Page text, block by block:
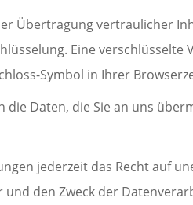
Übertragung vertraulicher
Eine
Symbol in Ihrer
die Daten, die Sie an uns
jederzeit das Recht auf
den Zweck der